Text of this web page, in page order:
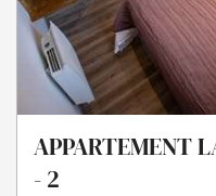
APPARTEMENT
- 2